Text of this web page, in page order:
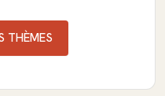
THÈMES